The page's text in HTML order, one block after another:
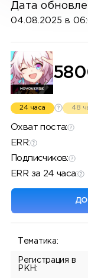
Дата
04.08.2025 в
24 часа 48
Охват поста:
ERR:
Подписчиков:
ERR за 24 часа:
Тематика:
Регистрация в
РКН: